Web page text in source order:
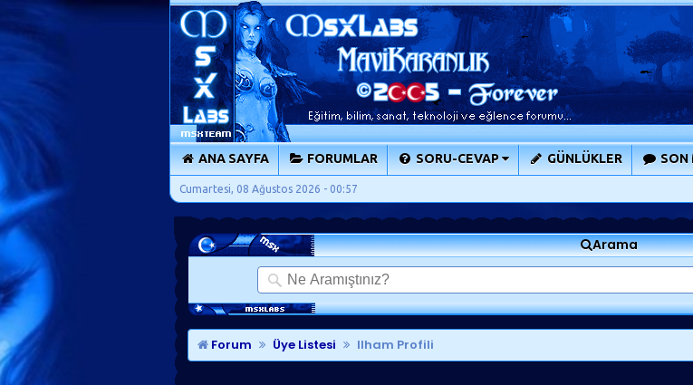
ANA SAYFA FORUMLAR SORU-CEVAP GÜNLÜKLER SON
Cumartesi, 08 Ağustos 2026 - 00:57
Arama
Forum Üye Listesi Ilham Profili